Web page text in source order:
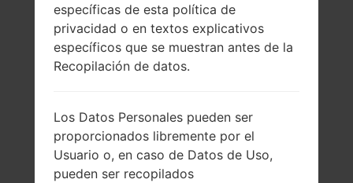
Comparar
específicas de esta política de
privacidad o en textos explicativos
específicos que se muestran antes de la
Recopilación de datos.
Los Datos Personales pueden ser
proporcionados libremente por el
Usuario o, en caso de Datos de Uso,
pueden ser recopilados